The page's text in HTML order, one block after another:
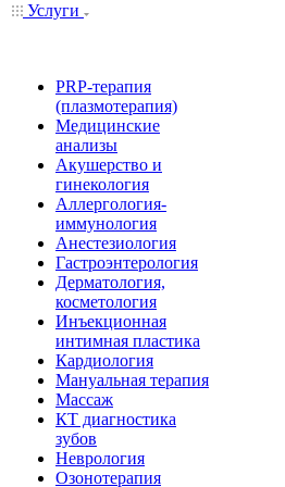
Услуги
PRP-терапия
(плазмотерапия)
Медицинские
анализы
Акушерство и
гинекология
Аллергология-
иммунология
Анестезиология
Гастроэнтерология
Дерматология,
косметология
Инъекционная
интимная пластика
Кардиология
Мануальная терапия
Массаж
КТ диагностика
зубов
Неврология
Озонотерапия